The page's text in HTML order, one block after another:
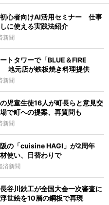
心者向けAI活用セミナー 仕事
に使える実践法紹介
新聞
トタワーで「BLUE＆FIRE
地元店が鉄板焼き料理提供
新聞
の児童生徒16人が町長らと意見交
で町への提案、再質問も
新聞
の「cuisine HAGI」が2周年
使い、日替わりで
済新聞
谷川鉄工が全国大会一次審査に
世絵を10層の鋼板で再現